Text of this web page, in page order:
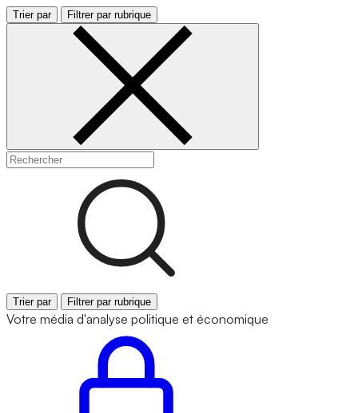
Trier par Filtrer par rubrique
Trier par Filtrer par rubrique
Votre média d'analyse politique et économique